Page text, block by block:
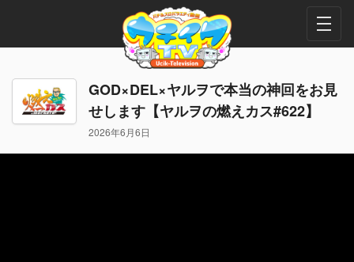
GOD×DEL×ヤルヲで本当の神回をお見
せします【ヤルヲの燃えカス#622】
2026年6月6日